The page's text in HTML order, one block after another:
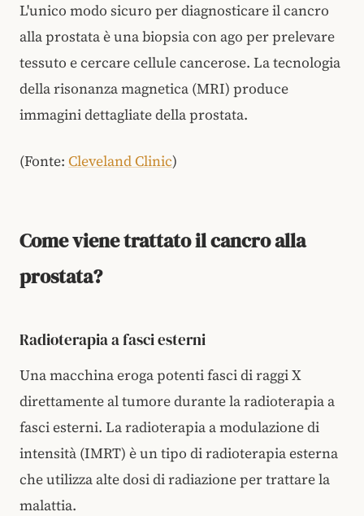
L'unico modo sicuro per diagnosticare il cancro
alla prostata è una biopsia con ago per prelevare
tessuto e cercare cellule cancerose. La tecnologia
della risonanza magnetica (MRI) produce
immagini dettagliate della prostata.
(Fonte: Cleveland Clinic)
Come viene trattato il cancro alla
prostata?
Radioterapia a fasci esterni
Una macchina eroga potenti fasci di raggi X
direttamente al tumore durante la radioterapia a
fasci esterni. La radioterapia a modulazione di
intensità (IMRT) è un tipo di radioterapia esterna
che utilizza alte dosi di radiazione per trattare la
malattia.